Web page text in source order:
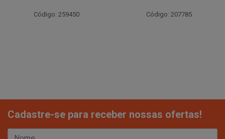
Código: 259450 Código: 207785
Cadastre-se para receber nossas ofertas!